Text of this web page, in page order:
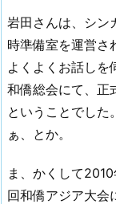
岩田さんは、シン
時準備室を運営さ
よくよくお話しを
和僑総会にて、正
ということでした
ぁ、とか。
ま、かくして
回和僑アジア大会